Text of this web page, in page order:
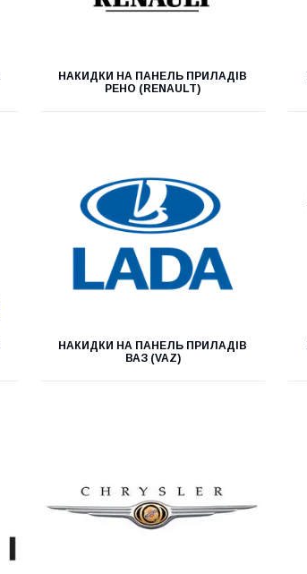
НАКИДКИ НА ПАНЕЛЬ ПРИЛАДІВ
РЕНО (RENAULT)
НАКИДКИ НА ПАНЕЛЬ ПРИЛАДІВ
ВАЗ (VAZ)